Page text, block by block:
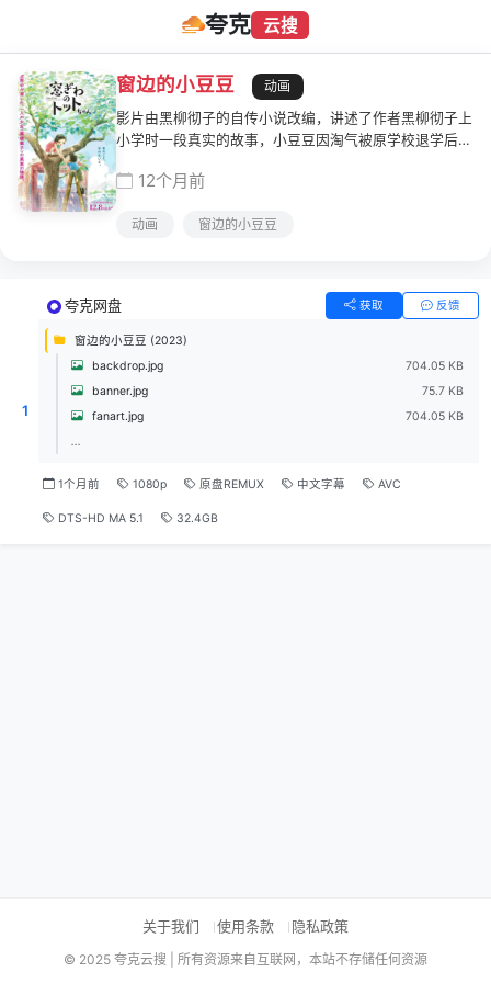
夸克 云搜
窗边的小豆豆
动画
影片由黑柳彻子的自传小说改编，讲述了作者黑柳彻子上
小学时一段真实的故事，小豆豆因淘气被原学校退学后，
里"怪怪"的小豆豆逐渐成了一个大家都能接受的孩子。
12个月前
动画 窗边的小豆豆
1
夸克网盘 获取 反馈
窗边的小豆豆 (2023)
backdrop.jpg
704.05 KB
banner.jpg
75.7 KB
fanart.jpg
704.05 KB
...
1个月前 1080p 原盘REMUX 中文字幕 AVC
DTS-HD MA 5.1 32.4GB
关于我们 使用条款 隐私政策
© 2025 夸克云搜 | 所有资源来自互联网，本站不存储任何资源